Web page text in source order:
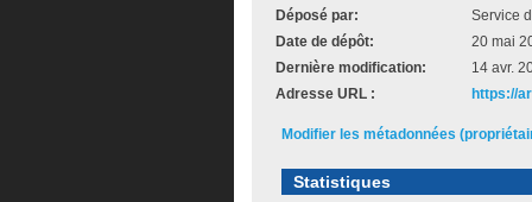
Déposé par:
Service
Date de dépôt:
20 mai
Dernière modification:
14 avr.
Adresse URL :
https://
Modifier les métadonnées
Statistiques